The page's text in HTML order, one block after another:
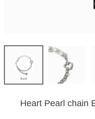
Heart Pearl chain